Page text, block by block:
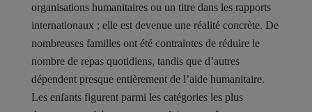
organisations humanitaires ou un titre dans les rapports
internationaux ; elle est devenue une réalité concrète. De
nombreuses familles ont été contraintes de réduire le
nombre de repas quotidiens, tandis que d’autres
dépendent presque entièrement de l’aide humanitaire.
Les enfants figurent parmi les catégories les plus